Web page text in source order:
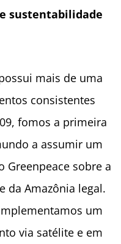
sustentabilidade
mais de uma
consistentes
fomos a primeira
a assumir um
sobre a
da Amazônia legal.
um
via satélite e em